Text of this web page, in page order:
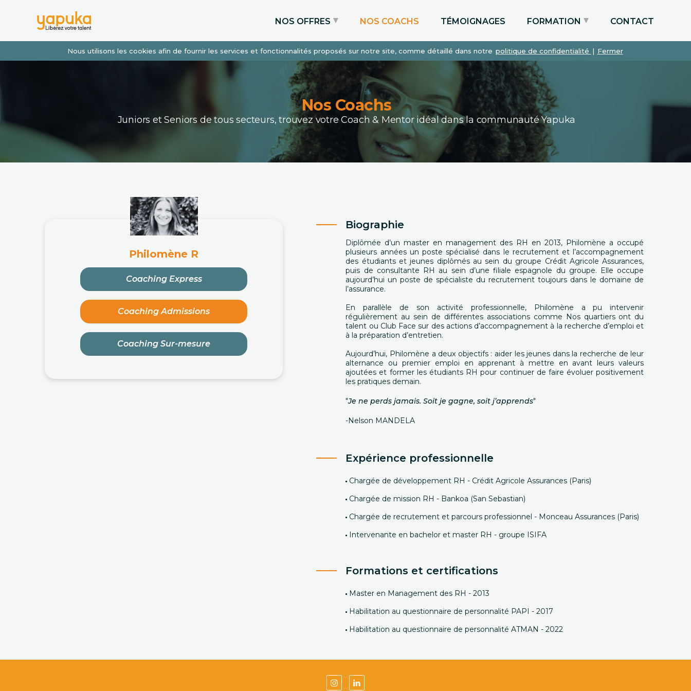
Nous utilisons les cookies afin de fournir les services et fonctionnalités proposés sur notre site, comme détaillé dans notre politique de confidentialité | Fermer
NOS OFFRES
Coaching Express
Coaching Admissions
Coaching Sur-mesure
NOS COACHS TÉMOIGNAGES FORMATION
Particuliers via le CPF
Etudiants
Entreprises
CONTACT
Nos Coachs
Juniors et Seniors de tous secteurs, trouvez votre Coach & Mentor idéal dans la communauté Yapuka
Philomène R
Coaching Express
Coaching Admissions
Coaching Sur-mesure
Biographie
Diplômée d’un master en management des RH en 2013, Philomène a occupé
plusieurs années un poste spécialisé dans le recrutement et l’accompagnement
des étudiants et jeunes diplômés au sein du groupe Crédit Agricole Assurances,
puis de consultante RH au sein d’une filiale espagnole du groupe. Elle occupe
aujourd’hui un poste de spécialiste du recrutement toujours dans le domaine de
l’assurance.
En parallèle de son activité professionnelle, Philomène a pu intervenir
régulièrement au sein de différentes associations comme Nos quartiers ont du
talent ou Club Face sur des actions d’accompagnement à la recherche d’emploi et
à la préparation d’entretien.
Aujourd’hui, Philomène a deux objectifs : aider les jeunes dans la recherche de leur
alternance ou premier emploi en apprenant à mettre en avant leurs valeurs
ajoutées et former les étudiants RH pour continuer de faire évoluer positivement
les pratiques demain.
"Je ne perds jamais. Soit je gagne, soit j’apprends"
-Nelson MANDELA
Expérience professionnelle
Chargée de développement RH - Crédit Agricole Assurances (Paris)
Chargée de mission RH - Bankoa (San Sebastian)
Chargée de recrutement et parcours professionnel - Monceau Assurances (Paris)
Intervenante en bachelor et master RH - groupe ISIFA
Formations et certifications
Master en Management des RH - 2013
Habilitation au questionnaire de personnalité PAPI - 2017
Habilitation au questionnaire de personnalité ATMAN - 2022